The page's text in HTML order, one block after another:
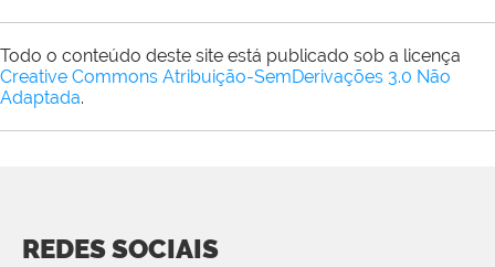
Todo o conteúdo deste site está publicado sob a licença
Creative Commons Atribuição-SemDerivações 3.0 Não
Adaptada.
REDES SOCIAIS